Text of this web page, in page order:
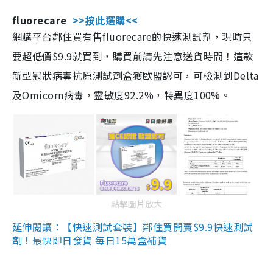
fluorecare >>按此選購<<
網購平台鄰住買有售fluorecare的快速測試劑，現時只
要超低價$9.9就買到，購買前請先注意送貨時間！這款
新型冠狀病毒抗原測試劑盒獲歐盟認可，可檢測到Delta
及Omicorn病毒，靈敏度92.2%，特異度100%。
點擊圖片放大
延伸閱讀：【快速測試套裝】鄰住買開賣$9.9快速測試
劑！最快即日發貨 每日15萬盒補貨